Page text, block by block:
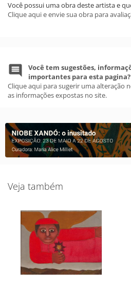
Você possui uma obra deste artista e
Clique aqui e envie sua obra para
Você tem sugestões,
importantes para esta pagina?
Clique aqui para sugerir uma alteração
as informações expostas no site.
Veja também